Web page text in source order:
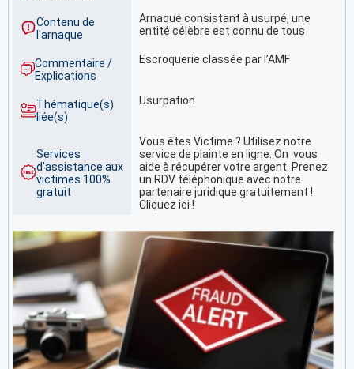
Contenu de
l'arnaque
Arnaque consistant à usurpé, une
entité célèbre est connu de tous
Commentaire /
Explications
Escroquerie classée par l’AMF
Thématique(s)
liée(s)
Usurpation
Services
d'assistance aux
victimes 100%
gratuit
Vous êtes Victime ? Utilisez notre
service de plainte en ligne. On vous
aide à récupérer votre argent. Prenez
un RDV téléphonique avec notre
partenaire juridique gratuitement !
Cliquez ici !